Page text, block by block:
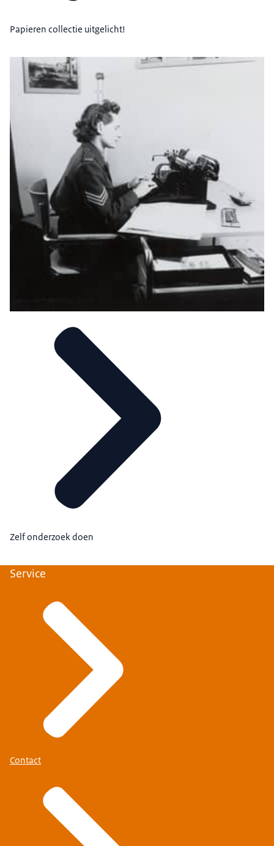
Papieren collectie uitgelicht!
Zelf onderzoek doen
Service
Contact